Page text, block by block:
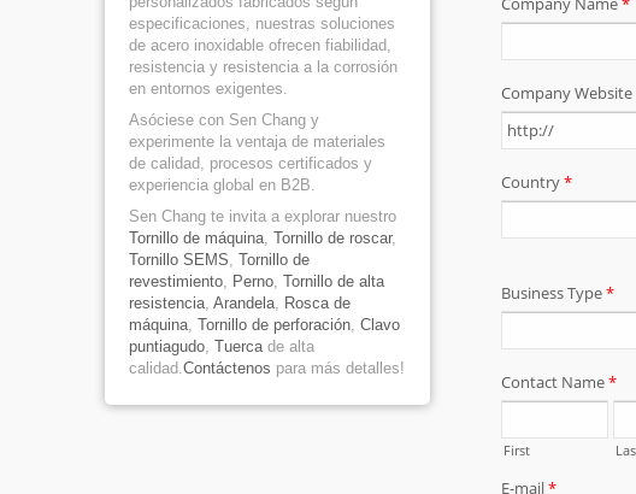
especificaciones, nuestras soluciones
de acero inoxidable ofrecen fiabilidad,
resistencia y resistencia a la corrosión
en entornos exigentes.
Asóciese con Sen Chang y
experimente la ventaja de materiales
de calidad, procesos certificados y
experiencia global en B2B.
Sen Chang te invita a explorar nuestro
Tornillo de máquina, Tornillo de roscar,
Tornillo SEMS, Tornillo de
revestimiento, Perno, Tornillo de alta
resistencia, Arandela, Rosca de
máquina, Tornillo de perforación, Clavo
puntiagudo, Tuercade alta
calidad.Contáctenos para más detalles!